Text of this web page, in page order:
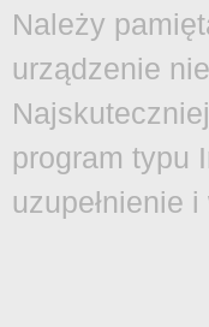
Należy
urządzenie
program typu
uzupełnienie